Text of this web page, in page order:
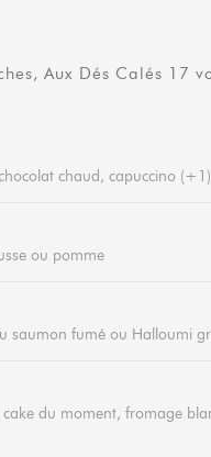
Aux Dés Calés 17
chaud, capuccino (+1)
ou pomme
saumon fumé ou Halloumi
du moment, fromage